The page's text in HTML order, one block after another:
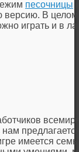
песочницы
версию. В
играть и в
имеется